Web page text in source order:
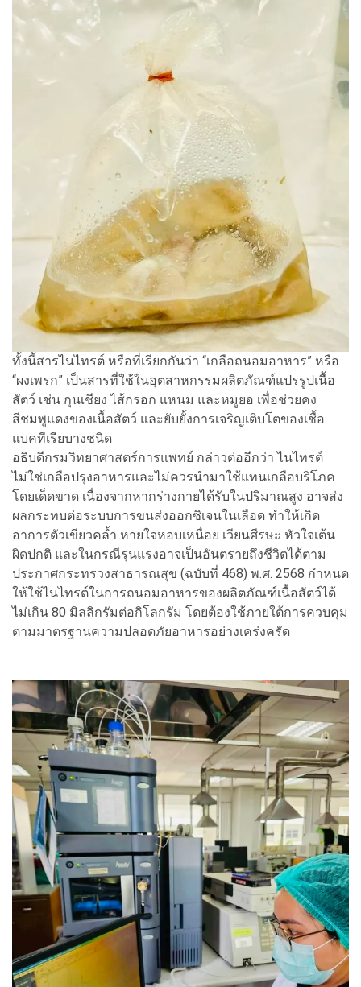
ทั้งนี้สารไนไทรต์ หรือที่เรียกกันว่า “เกลือถนอมอาหาร” หรือ
“ผงเพรก” เป็นสารที่ใช้ในอุตสาหกรรมผลิตภัณฑ์แปรรูปเนื้อ
สัตว์ เช่น กุนเชียง ไส้กรอก แหนม และหมูยอ เพื่อช่วยคง
สีชมพูแดงของเนื้อสัตว์ และยับยั้งการเจริญเติบโตของเชื้อ
แบคทีเรียบางชนิด
อธิบดีกรมวิทยาศาสตร์การแพทย์ กล่าวต่ออีกว่า ไนไทรต์
ไม่ใช่เกลือปรุงอาหารและไม่ควรนำมาใช้แทนเกลือบริโภค
โดยเด็ดขาด เนื่องจากหากร่างกายได้รับในปริมาณสูง อาจส่ง
ผลกระทบต่อระบบการขนส่งออกซิเจนในเลือด ทำให้เกิด
อาการตัวเขียวคล้ำ หายใจหอบเหนื่อย เวียนศีรษะ หัวใจเต้น
ผิดปกติ และในกรณีรุนแรงอาจเป็นอันตรายถึงชีวิตได้ตาม
ประกาศกระทรวงสาธารณสุข (ฉบับที่ 468) พ.ศ. 2568 กำหนด
ให้ใช้ไนไทรต์ในการถนอมอาหารของผลิตภัณฑ์เนื้อสัตว์ได้
ไม่เกิน 80 มิลลิกรัมต่อกิโลกรัม โดยต้องใช้ภายใต้การควบคุม
ตามมาตรฐานความปลอดภัยอาหารอย่างเคร่งครัด